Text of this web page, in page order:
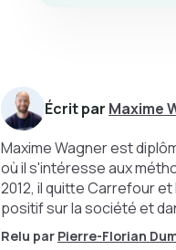
Écrit par Maxime
Maxime Wagner est
où il s'intéresse aux
2012, il quitte Carrefour
positif sur la société et
Relu par Pierre-Florian